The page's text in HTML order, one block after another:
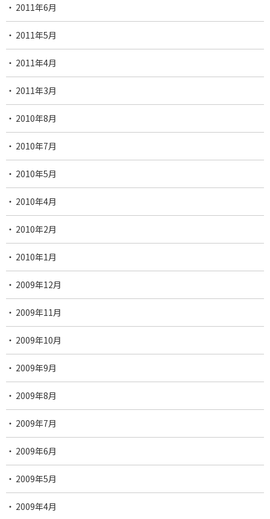
2011年6月
2011年5月
2011年4月
2011年3月
2010年8月
2010年7月
2010年5月
2010年4月
2010年2月
2010年1月
2009年12月
2009年11月
2009年10月
2009年9月
2009年8月
2009年7月
2009年6月
2009年5月
2009年4月